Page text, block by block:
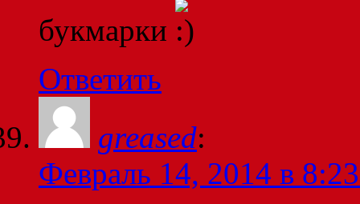
букмарки
Ответить
greased:
Февраль 14, 2014 в